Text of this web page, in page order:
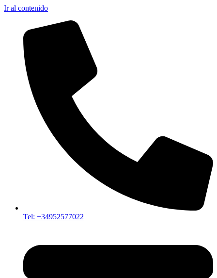
Ir al contenido
Tel: +34952577022